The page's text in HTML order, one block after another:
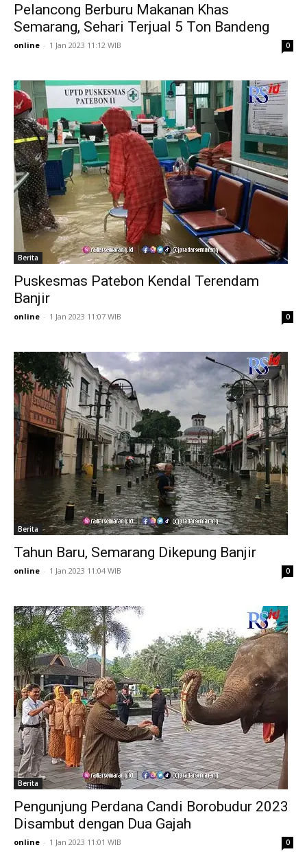
Pelancong Berburu Makanan Khas
Semarang, Sehari Terjual 5 Ton Bandeng
online - 1 Jan 2023 11:12 WIB 0
Berita
Puskesmas Patebon Kendal Terendam
Banjir
online - 1 Jan 2023 11:07 WIB 0
Berita
Tahun Baru, Semarang Dikepung Banjir
online - 1 Jan 2023 11:04 WIB 0
Berita
Pengunjung Perdana Candi Borobudur 2023
Disambut dengan Dua Gajah
online - 1 Jan 2023 11:01 WIB 0